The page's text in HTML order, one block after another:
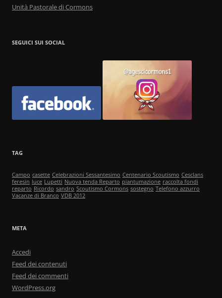
Unità Pastorale di Cormons
SEGUICI SUI SOCIAL
TAG
Campo casette Celebrazioni Sessantesimo Centenario Scoutismo Cesclans
feresin luce Lupetti Nuova tenda Reparto piantumazione raccolta fondi
reparto Ricordo sandro Scoutismo Cormons sostegno Telefono azzurro
Vacanze di Branco VDB 2012
META
Accedi
Feed dei contenuti
Feed dei commenti
WordPress.org